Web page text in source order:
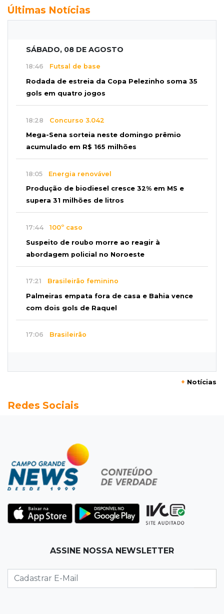
Últimas Notícias
SÁBADO, 08 DE AGOSTO
18:46 Futsal de base
Rodada de estreia da Copa Pelezinho soma 35
gols em quatro jogos
18:28 Concurso 3.042
Mega-Sena sorteia neste domingo prêmio
acumulado em R$ 165 milhões
18:05 Energia renovável
Produção de biodiesel cresce 32% em MS e
supera 31 milhões de litros
17:44 100º caso
Suspeito de roubo morre ao reagir à
abordagem policial no Noroeste
17:21 Brasileirão feminino
Palmeiras empata fora de casa e Bahia vence
com dois gols de Raquel
17:06 Brasileirão
Inmet faz alerta de vendaval e tempestade
Rede de água
Juiz obriga condomínio da Capital a fazer
ligação de água na rede pública
Há vagas: obras da UFN3 mantêm ciclo de
contratações em Três Lagoas
Comportamento
Bioparque Pantanal: “deslumbrante”
+ Notícias
Redes Sociais
ASSINE NOSSA NEWSLETTER